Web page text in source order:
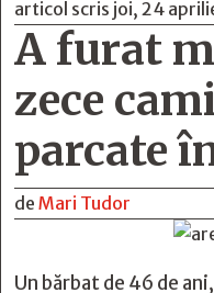
articol scris joi, 24
A furat
zece
parcate
de Mari Tudor
Un bărbat de 46 de